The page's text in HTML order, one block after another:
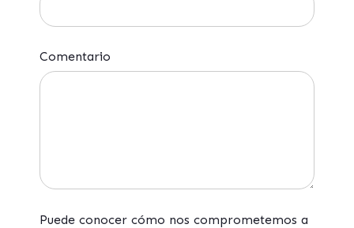
Comentario
Puede conocer cómo nos comprometemos a